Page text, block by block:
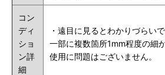
コン
ディ
ショ
ン詳
細
・遠目に見るとわかりづらい
一部に複数箇所1mm程度の細
使用に問題はございません。